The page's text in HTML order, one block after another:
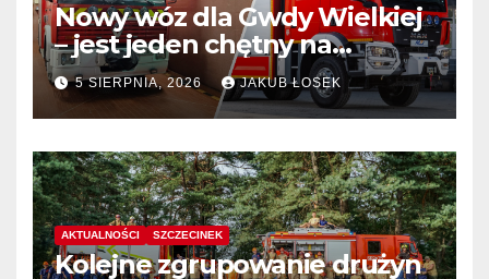
Nowy wóz dla Gwdy Wielkiej
– jest jeden chętny na
dostawę
5 SIERPNIA, 2026 JAKUB ŁOSEK
AKTUALNOŚCI SZCZECINEK
Kolejne zgrupowanie drużyn